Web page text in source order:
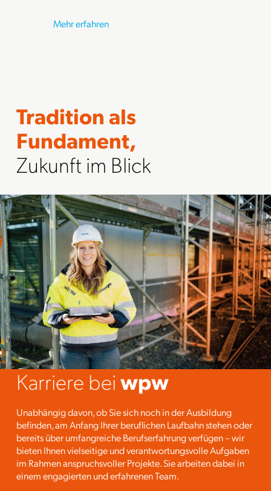
Mehr erfahren
Tradition als
Fundament,
Zukunft im Blick
Karriere beiwpw
Unabhängig davon, ob Sie sich noch in der Ausbildung
befinden, am Anfang Ihrer beruflichen Laufbahn stehen oder
bereits über umfangreiche Berufserfahrung verfügen – wir
bieten Ihnen vielseitige und verantwortungsvolle Aufgaben
im Rahmen anspruchsvoller Projekte. Sie arbeiten dabei in
einem engagierten und erfahrenen Team.